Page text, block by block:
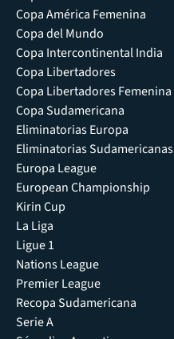
Copa América Femenina
Copa del Mundo
Copa Intercontinental India
Copa Libertadores
Copa Libertadores Femenina
Copa Sudamericana
Eliminatorias Europa
Eliminatorias Sudamericanas
Europa League
European Championship
Kirin Cup
La Liga
Ligue 1
Nations League
Premier League
Recopa Sudamericana
Serie A